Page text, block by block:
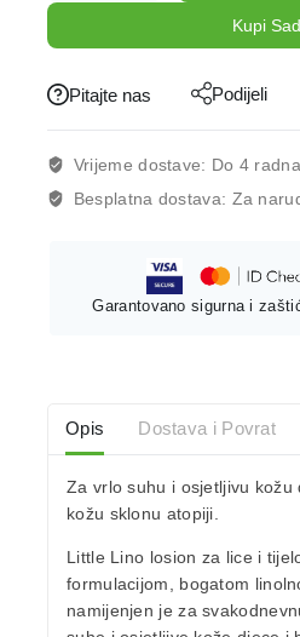
Kupi
Pitajte nas Podijeli
Vrijeme dostave: Do 4
Besplatna dostava: Za
Garantovano sigurna i
Opis Dostava i Povrat
Za vrlo suhu i osjetljivu kožu
kožu sklonu atopiji.
Little Lino losion za lice i
formulacijom, bogatom
namijenjen je za